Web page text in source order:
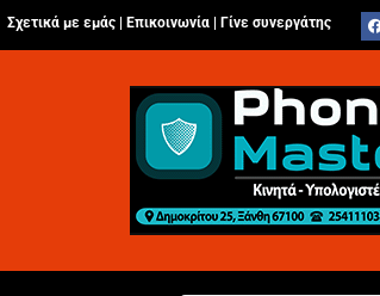
Σχετικά με εμάς | Επικοινωνία Γίνε συνεργάτης